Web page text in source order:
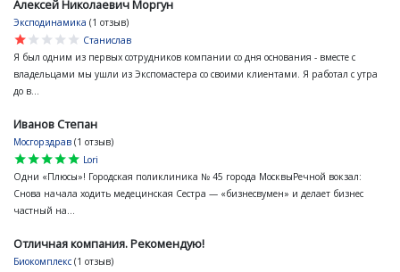
Алексей Николаевич Моргун
Эксподинамика (1 отзыв)
star
star
star
star
star
Станислав
Я был одним из первых сотрудников компании со дня основания - вместе с
владельцами мы ушли из Экспомастера со своими клиентами. Я работал с утра
до в...
Иванов Степан
Мосгорздрав (1 отзыв)
star
star
star
star
star
Lori
Одни «Плюсы»! Городская поликлиника № 45 города МосквыРечной вокзал:
Снова начала ходить медецинская Сестра — «бизнесвумен» и делает бизнес
частный на...
Отличная компания. Рекомендую!
Биокомплекс (1 отзыв)